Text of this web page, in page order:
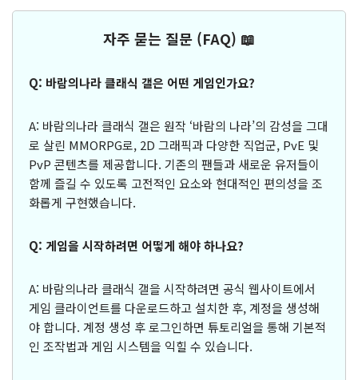
자주 묻는 질문 (FAQ) 📖
Q: 바람의나라 클래식 갤은 어떤 게임인가요?
A: 바람의나라 클래식 갤은 원작 ‘바람의 나라’의 감성을 그대
로 살린 MMORPG로, 2D 그래픽과 다양한 직업군, PvE 및
PvP 콘텐츠를 제공합니다. 기존의 팬들과 새로운 유저들이
함께 즐길 수 있도록 고전적인 요소와 현대적인 편의성을 조
화롭게 구현했습니다.
Q: 게임을 시작하려면 어떻게 해야 하나요?
A: 바람의나라 클래식 갤을 시작하려면 공식 웹사이트에서
게임 클라이언트를 다운로드하고 설치한 후, 계정을 생성해
야 합니다. 계정 생성 후 로그인하면 튜토리얼을 통해 기본적
인 조작법과 게임 시스템을 익힐 수 있습니다.